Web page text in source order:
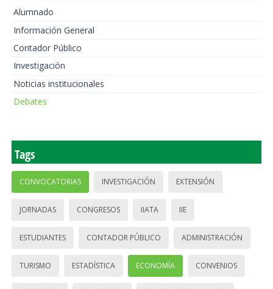
Alumnado
Información General
Contador Público
Investigación
Noticias institucionales
Debates
Tags
CONVOCATORIAS INVESTIGACIÓN EXTENSIÓN
JORNADAS CONGRESOS IIATA IIE
ESTUDIANTES CONTADOR PÚBLICO ADMINISTRACIÓN
TURISMO ESTADÍSTICA ECONOMÍA CONVENIOS